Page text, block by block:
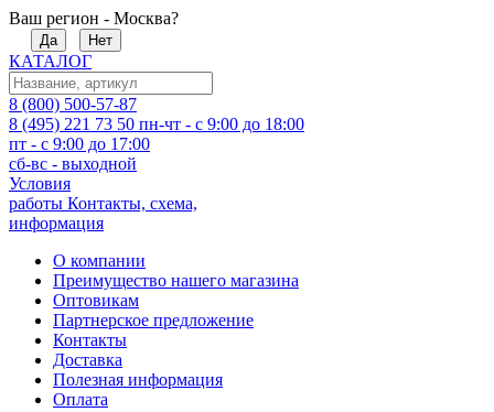
Ваш регион - Москва?
Да Нет
КАТАЛОГ
8 (800) 500-57-87
8 (495) 221 73 50 пн-чт - с 9:00 до 18:00
пт - с 9:00 до 17:00
сб-вс - выходной
Условия
работы Контакты, схема,
информация
О компании
Преимущество нашего магазина
Оптовикам
Партнерское предложение
Контакты
Доставка
Полезная информация
Оплата